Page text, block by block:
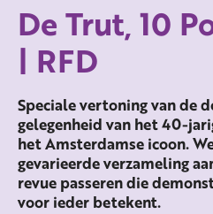
De Trut, 10
| RFD
Speciale vertoning van de
gelegenheid van het 40-
het Amsterdamse icoon.
gevarieerde verzameling
revue passeren die
voor ieder betekent.